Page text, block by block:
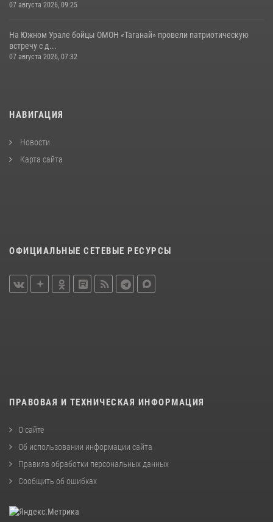
07 августа 2026, 09:25
На Южном Урале бойцы ОМОН «Таганай» провели патриотическую
встречу с д...
07 августа 2026, 07:32
НАВИГАЦИЯ
Новости
Карта сайта
ОФИЦИАЛЬНЫЕ СЕТЕВЫЕ РЕСУРСЫ
ПРАВОВАЯ И ТЕХНИЧЕСКАЯ ИНФОРМАЦИЯ
О сайте
Об использовании информации сайта
Правила обработки персональных данных
Сообщить об ошибках